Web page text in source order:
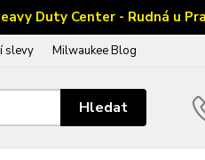
Duty Center - Rudná u
slevy Milwaukee Blog
Hledat